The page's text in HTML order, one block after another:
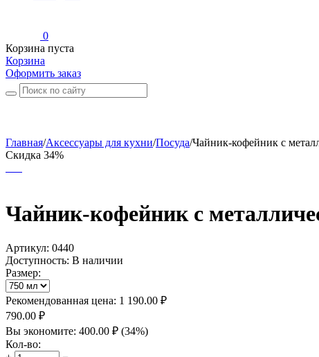
0
Корзина пуста
Корзина
Оформить заказ
Главная/Аксессуары для кухни/Посуда/Чайник-кофейник с
Скидка 34%
Чайник-кофейник с
Артикул: 0440
Доступность: В наличии
Размер:
Рекомендованная цена: 1 190.00 ₽
790.00 ₽
Вы экономите: 400.00 ₽ (34%)
Кол-во: